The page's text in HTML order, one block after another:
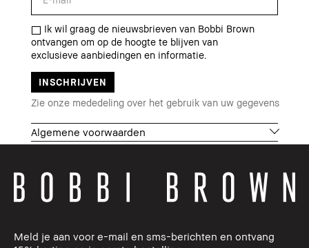
Ik wil graag de nieuwsbrieven van Bobbi Brown
ontvangen om op de hoogte te blijven van
exclusieve aanbiedingen en informatie.
Zie onze mededeling over het gebruik van uw gegevens
Algemene voorwaarden
Meld je aan voor e-mail en sms-berichten en ontvang